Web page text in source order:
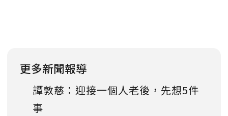
更多新聞報導
譚敦慈：迎接一個人老後，先想5件
事